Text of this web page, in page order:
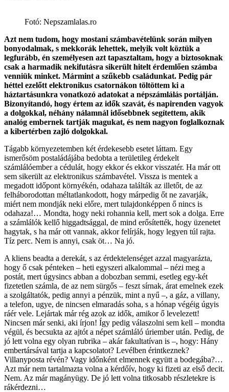
Fotó: Nepszamlalas.ro
Facebook
X
Reddit
WhatsApp
Megosztás
email-
ben
Nyomtatás
Azt nem tudom, hogy mostani számbavételünk során milyen
bonyodalmak, s mekkorák lehettek, melyik volt köztük a
legfurább, én személyesen azt tapasztaltam, hogy a biztosoknak
csak a harmadik nekifutásra sikerült hitelt érdemlően számba
venniük minket. Mármint a szűkebb családunkat. Pedig pár
héttel ezelőtt elektronikus csatornákon töltöttem ki a
háztartásunkra vonatkozó adatokat a népszámlálás portálján.
Bizonyítandó, hogy értem az idők szavát, és napirenden vagyok
a dolgokkal, néhány nálamnál idősebbnek segítettem, akik
analóg embernek tartják magukat, és nem nagyon foglalkoznak
a kibertérben zajló dolgokkal.
Tágabb környezetemben két érdekesebb esetet láttam. Egy
ismerősöm postaládájába bedobta a területileg érdekelt
számlálóember a cédulát, hogy ekkor és ekkor visszatér. Ha már ott
sem sikerült az elektronikus számbavétel. Vissza is mentek a
megadott időpont környékén, odahaza találták az illetőt, de az
felháborodottan méltatlankodott, hogy márpedig őt ne zavarják,
miért nem mondják neki előre, mert tulajdonképpen ő nincs is
odahaza!… Mondta, hogy neki rohannia kell, mert sok a dolga. Erre
a számlálók kellő higgadtsággal, de mind erősítették, hogy üzenetet
hagytak, s ha már ott vannak, akkor felírják, hogy legyen túl rajta.
Tíz perc. Nem is annyi, csak öt… Na jó.
A kliens beadta a derekát, s az érdektelenséget azzal magyarázta,
hogy ő csak pénteken – heti egyszeri alkalommal – nézi meg a
postát, mert úgysincs abban a dobozban semmi, esetleg egy-két
fizetetlen számla, de az nem sürgős – feszt sírnak, árat emelnek ezek
a szolgáltatók, pedig annyi a pénzük, mint a nyű –, a gáz, a villany,
a telefon, ugye, de nincsen elmaradás soha, s a hónap végéig úgyis
ráér vele. Lejártak már rég azok az idők, amikor ő levelezett!
Nincsen már senki, aki írjon! Így pedig válaszolni sem kell – mondta
végül, és becsukta az ajtót a népet számláló úriember után. Pedig, de
jó lett volna egy olyan rubrika – akár fakultatívan is –, hogy: Hány
embertársával tartja a kapcsolatot? Levélben érintkeznek?
Villanyposta révén? Vagy időnként elmennek együtt a bodegába?…
Azt már nem tartalmazta volna a kérdőív, hogy ki fizeti az első decit.
Nem. Az már magányügy. De jó lett volna titkosabb részletekre is
rákérdezni…